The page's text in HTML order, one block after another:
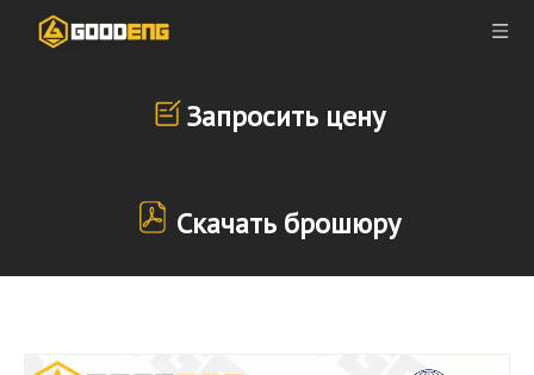
Запросить цену
Скачать брошюру